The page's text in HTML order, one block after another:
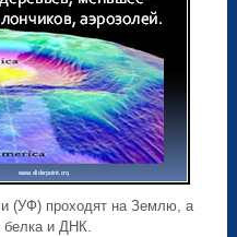
(УФ) проходят на Землю, а
белка и ДНК.